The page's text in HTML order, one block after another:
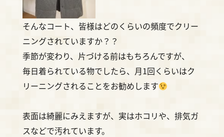
そんなコート、皆様はどのくらいの頻度でクリー
ニングされていますか？？
季節が変わり、片づける前はもちろんですが、
毎日着られている物でしたら、月1回くらいはク
リーニングされることをお勧めします
表面は綺麗にみえますが、実はホコリや、排気ガ
スなどで汚れています。